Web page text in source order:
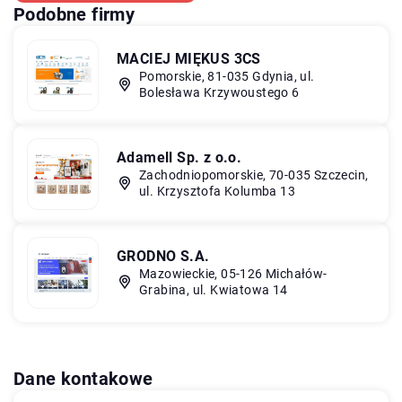
Podobne firmy
MACIEJ MIĘKUS 3CS
Pomorskie, 81-035 Gdynia, ul.
Bolesława Krzywoustego 6
Adamell Sp. z o.o.
Zachodniopomorskie, 70-035 Szczecin,
ul. Krzysztofa Kolumba 13
GRODNO S.A.
Mazowieckie, 05-126 Michałów-
Grabina, ul. Kwiatowa 14
Dane kontakowe